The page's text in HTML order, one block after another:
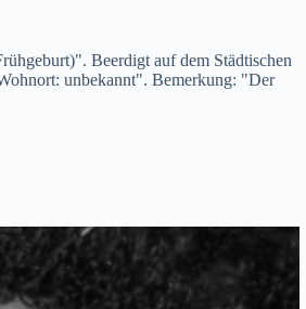
Beerdigt auf dem Städtischen
unbekannt". Bemerkung: "Der